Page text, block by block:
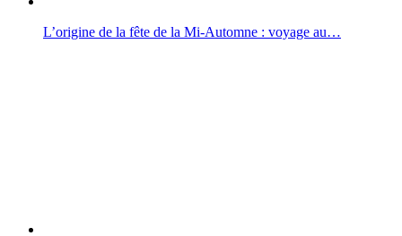
L’origine de la fête de la Mi-Automne : voyage au…